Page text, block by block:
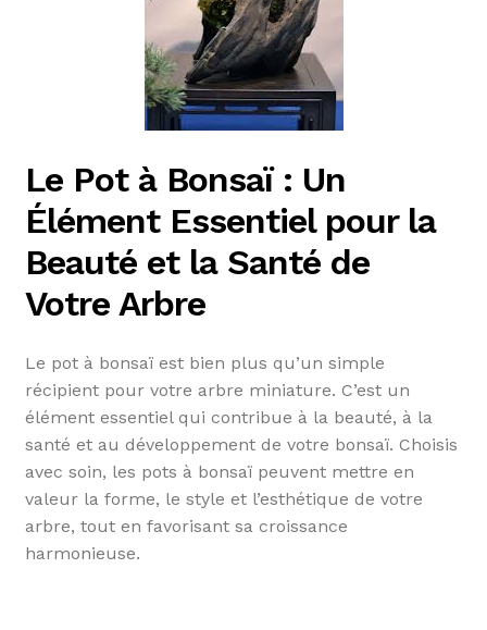
Le Pot à Bonsaï : Un
Élément Essentiel pour la
Beauté et la Santé de
Votre Arbre
Le pot à bonsaï est bien plus qu’un simple
récipient pour votre arbre miniature. C’est un
élément essentiel qui contribue à la beauté, à la
santé et au développement de votre bonsaï. Choisis
avec soin, les pots à bonsaï peuvent mettre en
valeur la forme, le style et l’esthétique de votre
arbre, tout en favorisant sa croissance
harmonieuse.